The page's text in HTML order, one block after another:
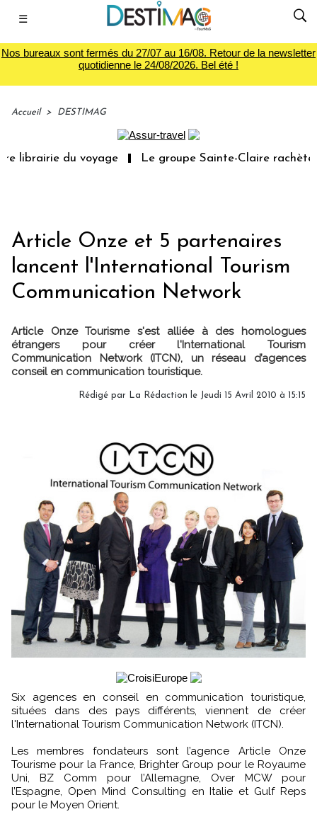
☰
Nos bureaux sont fermés du 27/07 au 16/08. Retour de la newsletter
quotidienne le 24/08/2026. Bel été !
Accueil > DESTIMAG
du voyage Le groupe Sainte-Claire rachète
Article Onze et 5 partenaires
lancent l'International Tourism
Communication Network
Article Onze Tourisme s'est alliée à des homologues
étrangers pour créer l'International Tourism
Communication Network (ITCN), un réseau d’agences
conseil en communication touristique.
Rédigé par La Rédaction le Jeudi 15 Avril 2010 à 15:15
Six agences en conseil en communication touristique,
situées dans des pays différents, viennent de créer
l'International Tourism Communication Network (ITCN).
Les membres fondateurs sont l’agence Article Onze
Tourisme pour la France, Brighter Group pour le Royaume
Uni, BZ Comm pour l’Allemagne, Over MCW pour
l’Espagne, Open Mind Consulting en Italie et Gulf Reps
pour le Moyen Orient.